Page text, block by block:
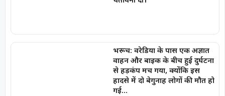
भरूच: वरेडिया के पास एक अज्ञात
वाहन और बाइक के बीच हुई दुर्घटना
से हड़कंप मच गया, क्योंकि इस
हादसे में दो बेगुनाह लोगों की मौत हो
गई…